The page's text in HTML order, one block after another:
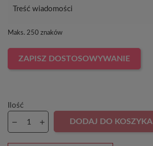
Maks. 250 znaków
ZAPISZ DOSTOSOWYWANIE
Ilość
DODAJ DO KOSZYKA